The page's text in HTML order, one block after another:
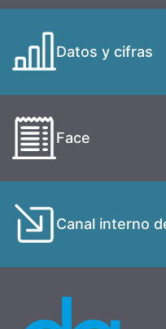
Datos y cifras
Face
Canal interno